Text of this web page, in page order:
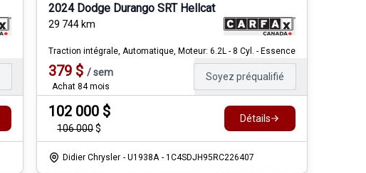
2024 Dodge Durango SRT Hellcat
29 744km
Traction intégrale, Automatique, Moteur: 6.2L - 8 Cyl. - Essence
379$ / sem
Achat 84 mois
Soyez préqualifié
102 000$
106 000$
Détails
Didier Chrysler - U1938A - 1C4SDJH95RC226407